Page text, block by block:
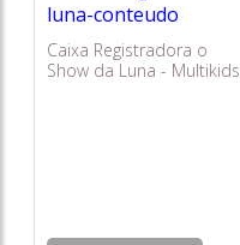
Caixa Registradora o
Show da Luna - Multikids